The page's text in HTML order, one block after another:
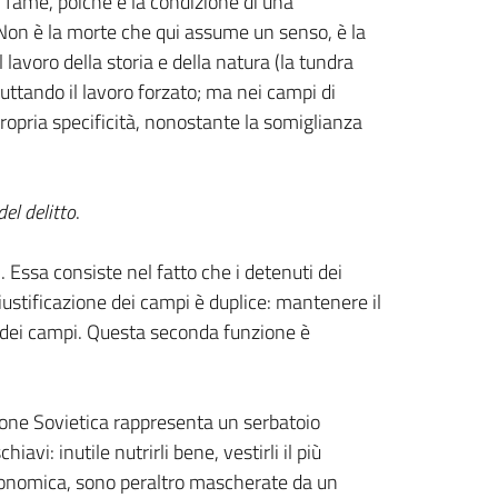
è la morte che qui assume un senso, è la
della storia e della natura (la tundra
il lavoro forzato; ma nei campi di
specificità, nonostante la somiglianza
delitto.
consiste nel fatto che i detenuti dei
dei campi è duplice: mantenere il
campi. Questa seconda funzione è
Sovietica rappresenta un serbatoio
inutile nutrirli bene, vestirli il più
sono peraltro mascherate da un